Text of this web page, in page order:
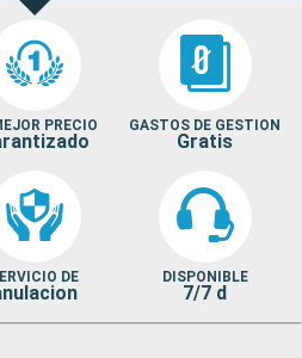
PRECIO GASTOS DE GESTION
Gratis
DE DISPONIBLE
7/7 d